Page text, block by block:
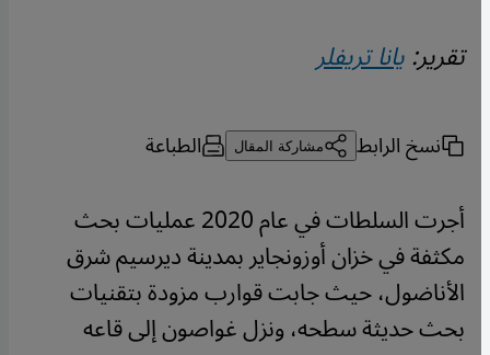
تقرير:يانا تريفلر
نسخ الرابط مشاركة المقال الطباعة
أجرت السلطات في عام 2020 عمليات بحث
مكثفة في خزان أوزونجاير بمدينة ديرسيم شرق
الأناضول، حيث جابت قوارب مزودة بتقنيات
بحث حديثة سطحه، ونزل غواصون إلى قاعه